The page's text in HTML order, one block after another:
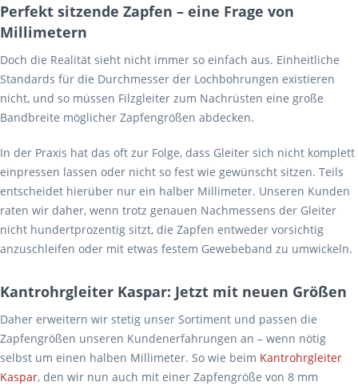
Perfekt sitzende Zapfen – eine Frage von
Millimetern
Doch die Realität sieht nicht immer so einfach aus. Einheitliche
Standards für die Durchmesser der Lochbohrungen existieren
nicht, und so müssen Filzgleiter zum Nachrüsten eine große
Bandbreite möglicher Zapfengrößen abdecken.
In der Praxis hat das oft zur Folge, dass Gleiter sich nicht komplett
einpressen lassen oder nicht so fest wie gewünscht sitzen. Teils
entscheidet hierüber nur ein halber Millimeter. Unseren Kunden
raten wir daher, wenn trotz genauen Nachmessens der Gleiter
nicht hundertprozentig sitzt, die Zapfen entweder vorsichtig
anzuschleifen oder mit etwas festem Gewebeband zu umwickeln.
Kantrohrgleiter Kaspar: Jetzt mit neuen Größen
Daher erweitern wir stetig unser Sortiment und passen die
Zapfengrößen unseren Kundenerfahrungen an – wenn nötig
selbst um einen halben Millimeter. So wie beim Kantrohrgleiter
Kaspar, den wir nun auch mit einer Zapfengröße von 8 mm